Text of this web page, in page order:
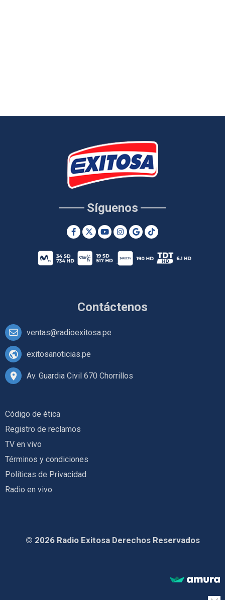
Contáctenos
ventas@radioexitosa.pe
exitosanoticias.pe
Av. Guardia Civil 670 Chorrillos
Síguenos
Código de ética
Registro de reclamos
TV en vivo
Términos y condiciones
Políticas de Privacidad
Radio en vivo
© 2026 Radio Exitosa Derechos Reservados